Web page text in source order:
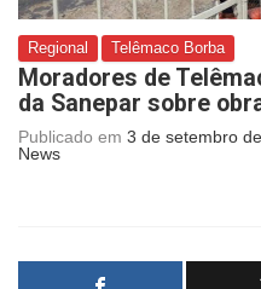
Regional Telêmaco Borba
Moradores de
da Sanepar sobre
Publicado em 3 de setembro
News